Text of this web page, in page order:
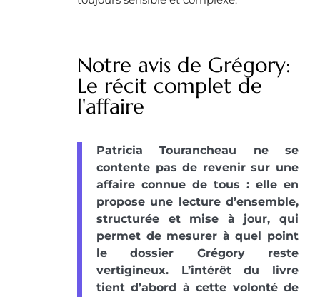
Notre avis de Grégory:
Le récit complet de
l'affaire
Patricia Tourancheau ne se
contente pas de revenir sur une
affaire connue de tous : elle en
propose une lecture d’ensemble,
structurée et mise à jour, qui
permet de mesurer à quel point
le dossier Grégory reste
vertigineux. L’intérêt du livre
tient d’abord à cette volonté de